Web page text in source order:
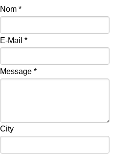
Nom *
E-Mail *
Message *
City